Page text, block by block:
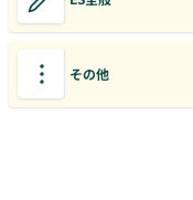
その他